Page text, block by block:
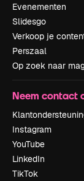
Evenementen
Slidesgo
Verkoop je
Perszaal
Op zoek naar
Neem contact
Instagram
YouTube
LinkedIn
TikTok